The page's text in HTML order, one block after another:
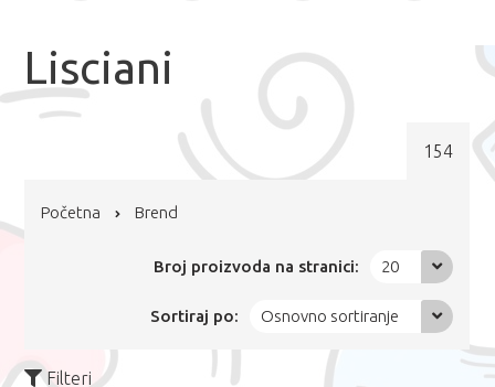
Lisciani
154
Početna Brend
Broj proizvoda na stranici: 20
Sortiraj po: Osnovno sortiranje
Filteri